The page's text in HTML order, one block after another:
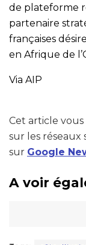
de plateforme
partenaire
françaises
en Afrique de
Via AIP
Cet article
sur les réseaux
sur Google
A voir